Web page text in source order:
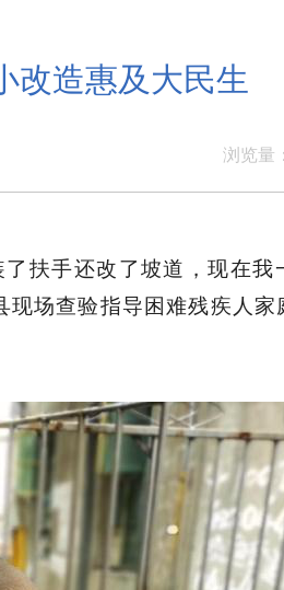
改造惠及大民生
浏览量：
扶手还改了坡道，现在我
场查验指导困难残疾人家